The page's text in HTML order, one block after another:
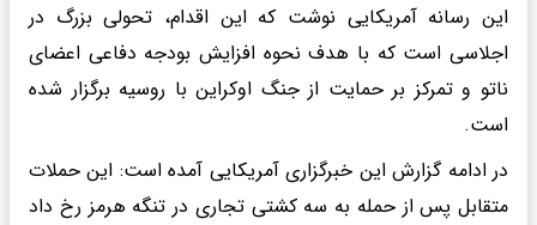
این رسانه آمریکایی نوشت که این اقدام، تحولی بزرگ در
اجلاسی است که با هدف نحوه افزایش بودجه دفاعی اعضای
ناتو و تمرکز بر حمایت از جنگ اوکراین با روسیه برگزار شده
است.
در ادامه گزارش این خبرگزاری آمریکایی آمده است: این حملات
متقابل پس از حمله به سه کشتی تجاری در تنگه هرمز رخ داد